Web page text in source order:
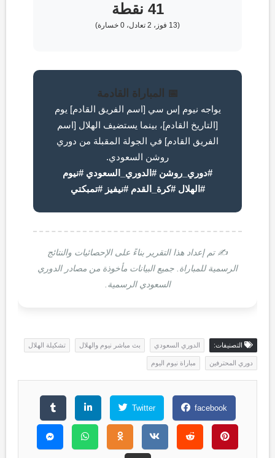
41 نقطة
(13 فوز، 2 تعادل، 0 خسارة)
📅 المباراة القادمة
يواجه نيوم إس سي [اسم الفريق القادم] يوم
[التاريخ القادم]، بينما يستضيف الهلال [اسم
الفريق القادم] في الجولة المقبلة من دوري
روشن السعودي.
#دوري_روشن #الدوري_السعودي #نيوم
#الهلال #كرة_القدم #نيفيز #تمبكتي
✍️ تم إعداد هذا التقرير بناءً على الإحصائيات والنتائج
الرسمية للمباراة. جميع البيانات مأخوذة من مصادر الدوري
السعودي الرسمية.
التصنيفات: الدوري السعودي بث مباشر نيوم والهلال تشكيلة الهلال
دوري المحترفين مباراة نيوم اليوم
facebook
Twitter